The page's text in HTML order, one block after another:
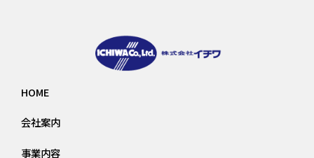
HOME
会社案内
事業内容